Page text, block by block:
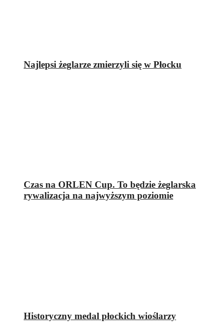
Najlepsi żeglarze zmierzyli się w Płocku
Czas na ORLEN Cup. To będzie żeglarska
rywalizacja na najwyższym poziomie
Historyczny medal płockich wioślarzy